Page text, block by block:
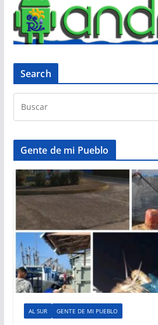
Search
Gente de mi Pueblo
AL SUR GENTE DE MI PUEBLO